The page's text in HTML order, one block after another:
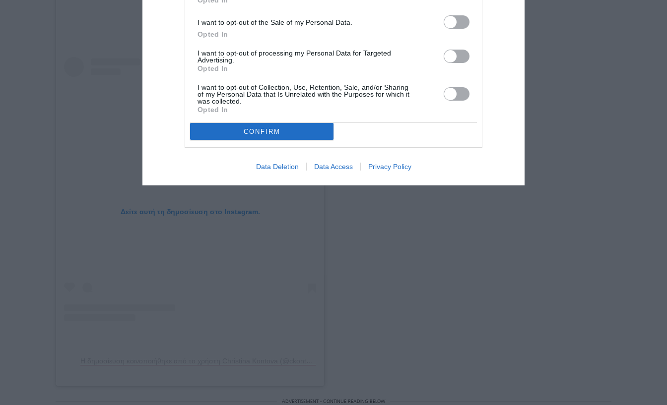
I want to opt-out of the Sale of my Personal Data.
Opted In
I want to opt-out of processing my Personal Data for Targeted
Advertising.
Opted In
I want to opt-out of Collection, Use, Retention, Sale, and/or Sharing
of my Personal Data that Is Unrelated with the Purposes for which it
was collected.
Opted In
CONFIRM
Data Deletion Data Access Privacy Policy
Δείτε αυτή τη δημοσίευση στο Instagram.
ADVERTISEMENT - CONTINUE READING BELOW